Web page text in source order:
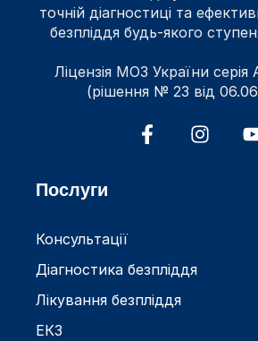
точній діагностиці та
безпліддя будь-якого
Ліцензія МОЗ України
(рішення № 23 від
Послуги
Консультації
Діагностика безпліддя
Лікування безпліддя
ЕКЗ